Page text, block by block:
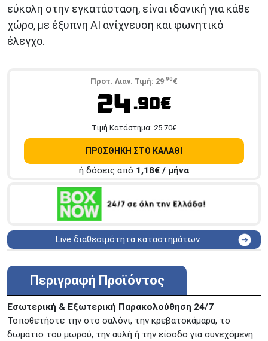
εύκολη στην εγκατάσταση, είναι ιδανική για κάθε
χώρο, με έξυπνη AI ανίχνευση και φωνητικό
έλεγχο.
Προτ. Λιαν. Τιμή: 29.90€
24.90€
Tιμή Κατάστημα: 25.70€
ΠΡΟΣΘΗΚΗ ΣΤΟ ΚΑΛΑΘΙ
ή δόσεις από 1,18€ / μήνα
Live διαθεσιμότητα καταστημάτων
ΑΘΗΝΑ
Στουρνάρη 27
ΠΕΡΙΣΤΕΡΙ
ΠΕΙΡΑΙΑΣ
Μαυρομιχάλη 1 και Ακτή
Κονδύλη
ΜΕΤΑΜΟΡΦΩΣΗ
Τατοϊόυ 117
Περιγραφή Προϊόντος
Εσωτερική & Εξωτερική Παρακολούθηση 24/7
Τοποθετήστε την στο σαλόνι, την κρεβατοκάμαρα, το
δωμάτιο του μωρού, την αυλή ή την είσοδο για συνεχόμενη